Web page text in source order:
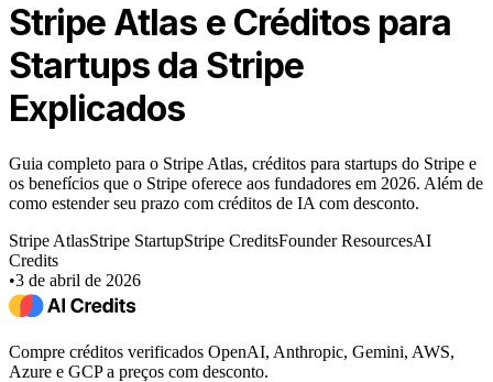
Stripe Atlas e Créditos para
Startups da Stripe
Explicados
Guia completo para o Stripe Atlas, créditos para startups do Stripe e
os benefícios que o Stripe oferece aos fundadores em 2026. Além de
como estender seu prazo com créditos de IA com desconto.
Stripe AtlasStripe StartupStripe CreditsFounder ResourcesAI
Credits
•3 de abril de 2026
Compre créditos verificados OpenAI, Anthropic, Gemini, AWS,
Azure e GCP a preços com desconto.